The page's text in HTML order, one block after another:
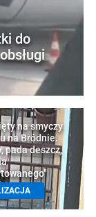
do
na smyczy
na Bródnie.
pada deszcz,